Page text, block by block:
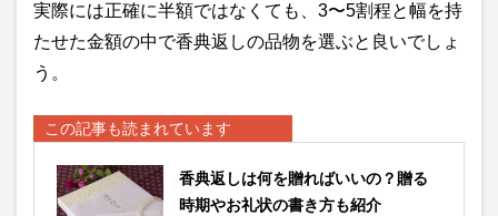
実際には正確に半額ではなくても、3〜5割程と幅を持
たせた金額の中で香典返しの品物を選ぶと良いでしょ
う。
この記事も読まれています
香典返しは何を贈ればいいの？贈る
時期やお礼状の書き方も紹介